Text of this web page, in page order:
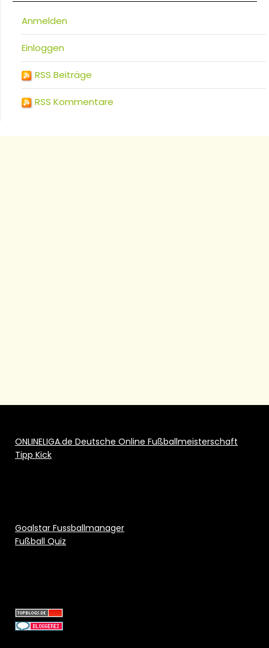
Anmelden
Einloggen
RSS Beiträge
RSS Kommentare
ONLINELIGA.de Deutsche Online Fußballmeisterschaft
Tipp Kick
Goalstar Fussballmanager
Fußball Quiz